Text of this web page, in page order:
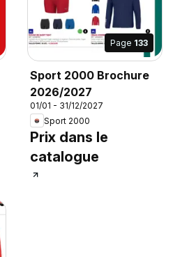
Page 133
Sport 2000 Brochure
2026/2027
01/01 - 31/12/2027
Sport 2000
Prix dans le
catalogue